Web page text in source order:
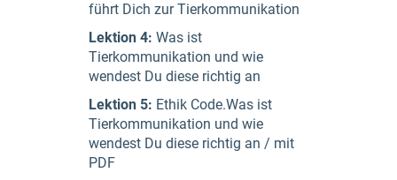
führt Dich zur Tierkommunikation
Lektion 4: Was ist
Tierkommunikation und wie
wendest Du diese richtig an
Lektion 5: Ethik Code.Was ist
Tierkommunikation und wie
wendest Du diese richtig an / mit
PDF